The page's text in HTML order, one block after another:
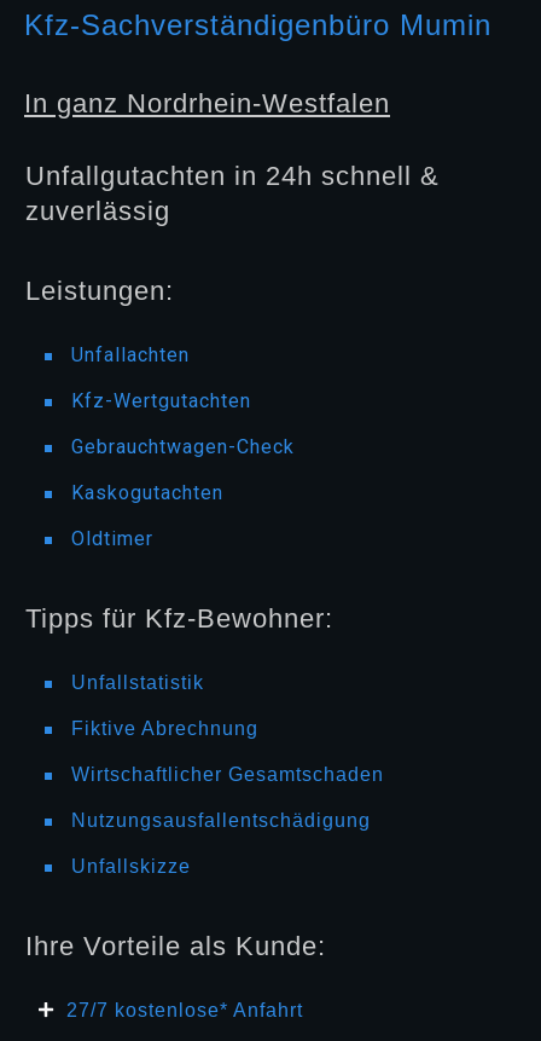
Kfz-Sachverständigenbüro Mumin
In ganz Nordrhein-Westfalen
Unfallgutachten in 24h schnell &
zuverlässig
Leistungen:
Unfallachten
Kfz-Wertgutachten
Gebrauchtwagen-Check
Kaskogutachten
Oldtimer
Tipps für Kfz-Bewohner:
Unfallstatistik
Fiktive Abrechnung
Wirtschaftlicher Gesamtschaden
Nutzungsausfallentschädigung
Unfallskizze
Ihre Vorteile als Kunde:
27/7 kosten lose* Anfahrt